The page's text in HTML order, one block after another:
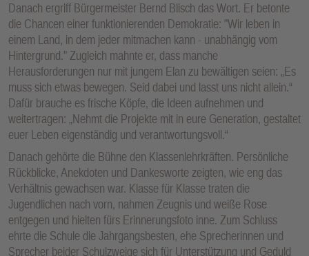
Danach ergriff Bürgermeister Bernd Blisch das Wort. Er betonte
die Chancen einer funktionierenden Demokratie: "Wir leben in
einem Land, in dem jeder mitmachen kann - unabhängig vom
Hintergrund." Zugleich mahnte er, dass manche
Herausforderungen nur mit jungem Elan zu bewältigen seien: „Es
muss sich etwas bewegen. Seid dabei und lasst uns nicht allein.“
Dafür brauche es frische Köpfe, die Ideen aufnehmen und
weitertragen: „Nehmt die Projekte mit in eure Generation, gestaltet
euer Leben eigenständig und verantwortungsvoll.“
Danach gehörte die Bühne den Klassenlehrkräften. Persönliche
Rückblicke, Anekdoten und Dankesworte zeigten, wie eng das
Verhältnis gewachsen war. Klasse für Klasse traten die
Jugendlichen nach vorn, nahmen Zeugnis und weiße Rose
entgegen und hielten fürs Erinnerungsfoto inne. Zum Schluss
ehrte die Schule die Jahrgangsbesten, ehe Sprecherinnen und
Sprecher beider Schulzweige sich für Unterstützung und Geduld